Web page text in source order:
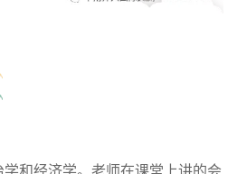
和经济学。老师在课堂上讲的会